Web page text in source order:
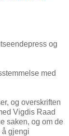
og
med
og overskriften
Vigdis Raad
saken, og om de
å gjengi